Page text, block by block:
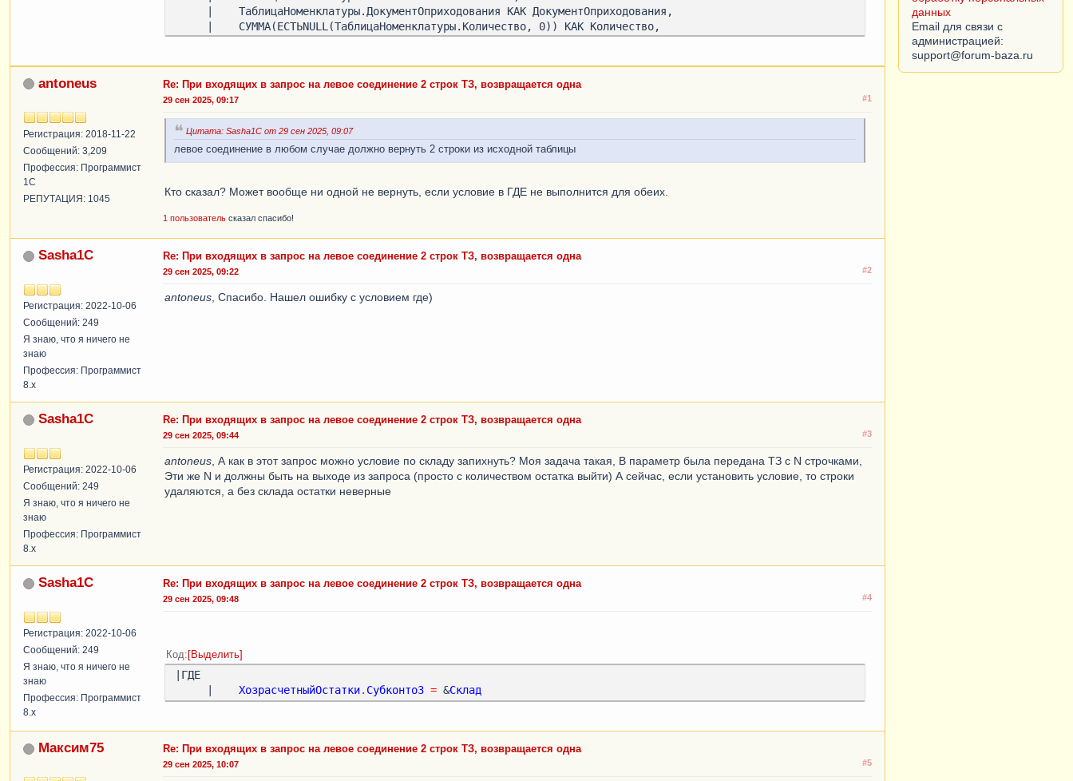
     |    МАКСИМУМ(ЕСТЬNULL(ХозрасчетныйОстатки.СуммаОстатокДт, 0)) КАК СтоимостьОстаток,
     |    ТаблицаНоменклатуры.Номенклатура КАК Номенклатура,
     |    ТаблицаНоменклатуры.ТипБСО КАК ТипБСО,
     |    ТаблицаНоменклатуры.СерияБСО КАК СерияБСО,
     |    ХозрасчетныйОстатки.Субконто2.СерияБСО.Ссылка КАК Субконто2СерияБСОСсылка,
     |    ХозрасчетныйОстатки.Субконто2.ТипБСО.Ссылка КАК Субконто2ТипБСОСсылка
     |ИЗ
     |    ТаблицаНоменклатуры КАК ТаблицаНоменклатуры
&ВидыСубконтоБСО) КАК ХозрасчетныйОстатки
     |            И ТаблицаНоменклатуры.ДокументОприходования = ХозрасчетныйОстатки.Субконто2
     |            И ТаблицаНоменклатуры.ТипБСО = ХозрасчетныйОстатки.Субконто2.ТипБСО.Ссылка
     |            И ТаблицаНоменклатуры.СерияБСО = ХозрасчетныйОстатки.Субконто2.СерияБСО.Ссылка
     |ГДЕ
     |
     |    ТаблицаНоменклатуры.Номенклатура,
     |    ХозрасчетныйОстатки.Субконто2.ТипБСО.Ссылка"
;
antoneus
Регистрация: 2018-11-22
Сообщений: 3,209
Профессия: Программист
1С
РЕПУТАЦИЯ: 1045
Re: При входящих в запрос на левое соединение 2 строк ТЗ, возвращается одна
#1
29 сен 2025, 09:17
Цитата: Sasha1C от 29 сен 2025, 09:07
левое соединение в любом случае должно вернуть 2 строки из исходной таблицы
Кто сказал? Может вообще ни одной не вернуть, если условие в ГДЕ не выполнится для обеих.
1 пользователь сказал спасибо!
Sasha1C
Регистрация: 2022-10-06
Сообщений: 249
Я знаю, что я ничего не
знаю
Профессия: Программист
8.x
Re: При входящих в запрос на левое соединение 2 строк ТЗ, возвращается одна
#2
29 сен 2025, 09:22
antoneus , Спасибо. Нашел ошибку с условием где)
Sasha1C
Регистрация: 2022-10-06
Сообщений: 249
Я знаю, что я ничего не
знаю
Профессия: Программист
8.x
Re: При входящих в запрос на левое соединение 2 строк ТЗ, возвращается одна
#3
29 сен 2025, 09:44
antoneus , А как в этот запрос можно условие по складу запихнуть? Моя задача такая, В параметр была передана ТЗ с N строчками,
Эти же N и должны быть на выходе из запроса (просто с количеством остатка выйти) А сейчас, если установить условие, то строки
удаляются, а без склада остатки неверные
Sasha1C
Регистрация: 2022-10-06
Сообщений: 249
Я знаю, что я ничего не
знаю
Профессия: Программист
8.x
Re: При входящих в запрос на левое соединение 2 строк ТЗ, возвращается одна
#4
29 сен 2025, 09:48
Код Выделить
|ГДЕ
ХозрасчетныйОстатки. Субконто3 = &Склад
Максим75 Re: При входящих в запрос на левое соединение 2 строк ТЗ, возвращается одна
#5
29 сен 2025, 10:07
администрацией: